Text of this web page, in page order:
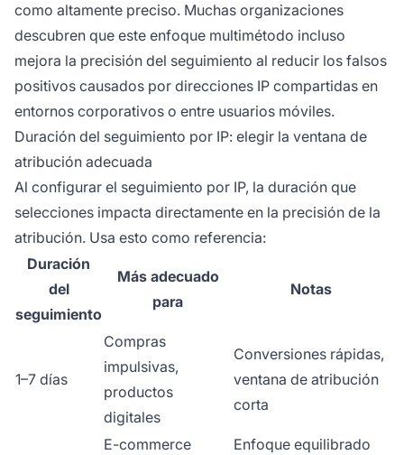
como altamente preciso. Muchas organizaciones
descubren que este enfoque multimétodo incluso
mejora la precisión del seguimiento al reducir los falsos
positivos causados por direcciones IP compartidas en
entornos corporativos o entre usuarios móviles.
Duración del seguimiento por IP: elegir la ventana de
atribución adecuada
Al configurar el seguimiento por IP, la duración que
selecciones impacta directamente en la precisión de la
atribución. Usa esto como referencia:
Duración
del
seguimiento
Más adecuado
para
Notas
1–7 días
Compras
impulsivas,
productos
digitales
Conversiones rápidas,
ventana de atribución
corta
E-commerce
Enfoque equilibrado